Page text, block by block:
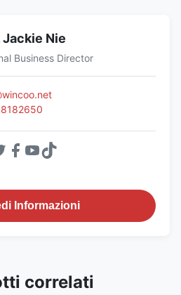
Jackie Nie
Business Director
Informazioni
correlati